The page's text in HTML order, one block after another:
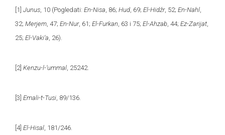
[1] Junus , 10 (Pogledati: En-Nisa , 86; Hud , 69; El-Hidžr, 52; En-Nahl
32; Merjem , 47; En-Nur, 61; El-Furkan , 63 i 75; El-Ahzab , 44; Ez-Zarijat
25; El-Vaki‘a , 26)
[2] Kenzu-l-‘ummal , 25242.
[3] Emali-t-Tusi , 89/136.
[4] El-Hisal , 181/246.